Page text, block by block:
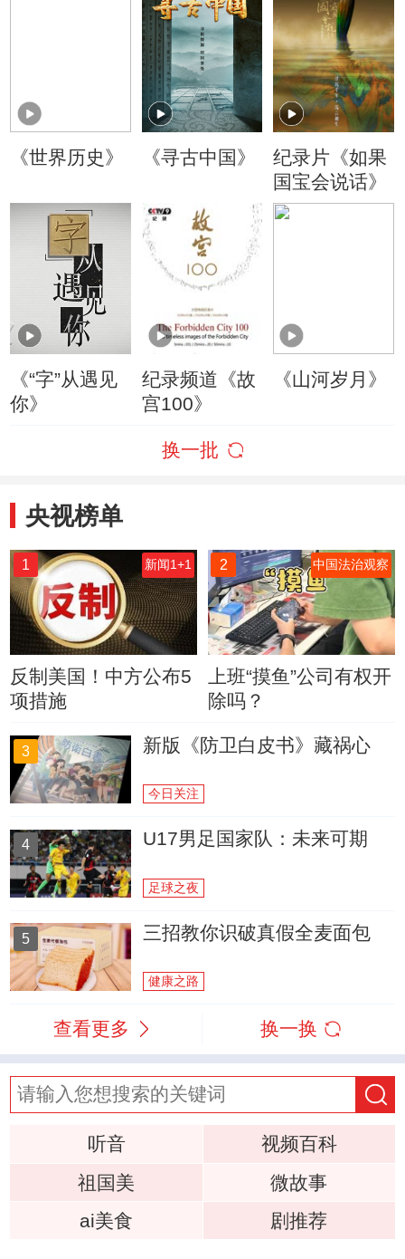
《世界历史》 《寻古中国》
纪录片《如果
国宝会说话》
《“字”从遇见
你》
纪录频道《故
宫100》
《山河岁月》
换一批
央视榜单
1 新闻1+1
反制美国！中方公布5
项措施
2 中国法治观察
上班“摸鱼”公司有权开
除吗？
3 新版《防卫白皮书》藏祸心
今日关注
4 U17男足国家队：未来可期
足球之夜
5 三招教你识破真假全麦面包
健康之路
查看更多 换一换
听音
视频百科
祖国美
微故事
ai美食
剧推荐